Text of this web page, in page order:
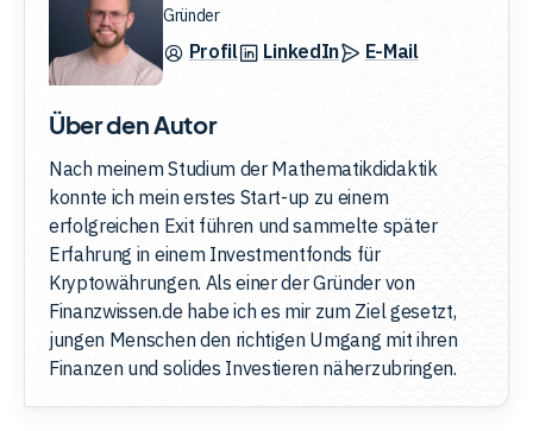
Gründer
Profil LinkedIn E-Mail
Über den Autor
Nach meinem Studium der Mathematikdidaktik
konnte ich mein erstes Start-up zu einem
erfolgreichen Exit führen und sammelte später
Erfahrung in einem Investmentfonds für
Kryptowährungen. Als einer der Gründer von
Finanzwissen.de habe ich es mir zum Ziel gesetzt,
jungen Menschen den richtigen Umgang mit ihren
Finanzen und solides Investieren näherzubringen.